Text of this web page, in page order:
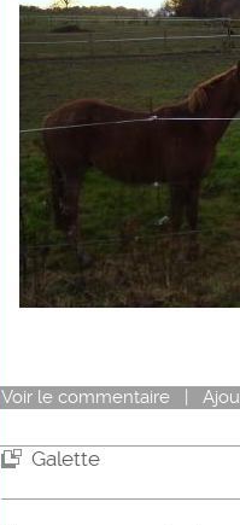
Voir le commentaire |
Galette